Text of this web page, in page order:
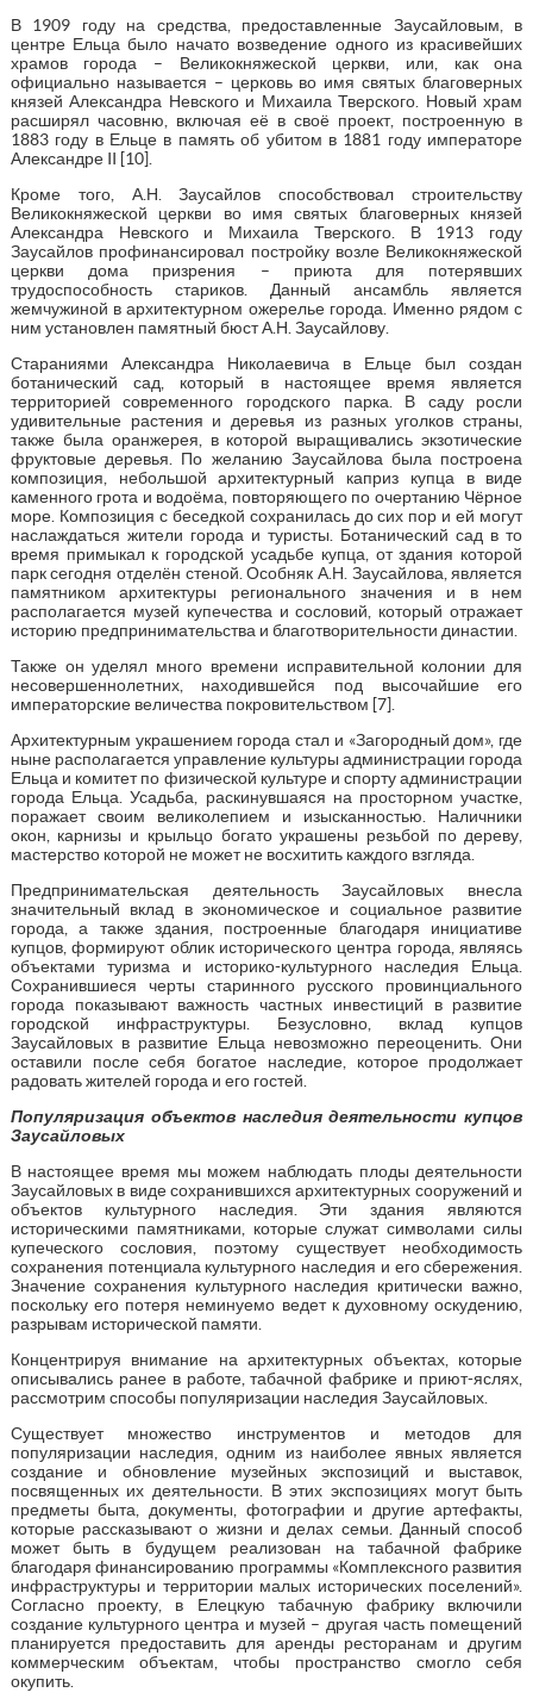
В 1909 году на средства, предоставленные Заусайловым, в
центре Ельца было начато возведение одного из красивейших
храмов города – Великокняжеской церкви, или, как она
официально называется – церковь во имя святых благоверных
князей Александра Невского и Михаила Тверского. Новый храм
расширял часовню, включая её в своё проект, построенную в
1883 году в Ельце в память об убитом в 1881 году императоре
Александре II [10].
Кроме того, А.Н. Заусайлов способствовал строительству
Великокняжеской церкви во имя святых благоверных князей
Александра Невского и Михаила Тверского. В 1913 году
Заусайлов профинансировал постройку возле Великокняжеской
церкви дома призрения – приюта для потерявших
трудоспособность стариков. Данный ансамбль является
жемчужиной в архитектурном ожерелье города. Именно рядом с
ним установлен памятный бюст А.Н. Заусайлову.
Стараниями Александра Николаевича в Ельце был создан
ботанический сад, который в настоящее время является
территорией современного городского парка. В саду росли
удивительные растения и деревья из разных уголков страны,
также была оранжерея, в которой выращивались экзотические
фруктовые деревья. По желанию Заусайлова была построена
композиция, небольшой архитектурный каприз купца в виде
каменного грота и водоёма, повторяющего по очертанию Чёрное
море. Композиция с беседкой сохранилась до сих пор и ей могут
наслаждаться жители города и туристы. Ботанический сад в то
время примыкал к городской усадьбе купца, от здания которой
парк сегодня отделён стеной. Особняк А.Н. Заусайлова, является
памятником архитектуры регионального значения и в нем
располагается музей купечества и сословий, который отражает
историю предпринимательства и благотворительности династии.
Также он уделял много времени исправительной колонии для
несовершеннолетних, находившейся под высочайшие его
императорские величества покровительством [7].
Архитектурным украшением города стал и «Загородный дом», где
ныне располагается управление культуры администрации города
Ельца и комитет по физической культуре и спорту администрации
города Ельца. Усадьба, раскинувшаяся на просторном участке,
поражает своим великолепием и изысканностью. Наличники
окон, карнизы и крыльцо богато украшены резьбой по дереву,
мастерство которой не может не восхитить каждого взгляда.
Предпринимательская деятельность Заусайловых внесла
значительный вклад в экономическое и социальное развитие
города, а также здания, построенные благодаря инициативе
купцов, формируют облик исторического центра города, являясь
объектами туризма и историко-культурного наследия Ельца.
Сохранившиеся черты старинного русского провинциального
города показывают важность частных инвестиций в развитие
городской инфраструктуры. Безусловно, вклад купцов
Заусайловых в развитие Ельца невозможно переоценить. Они
оставили после себя богатое наследие, которое продолжает
радовать жителей города и его гостей.
Популяризация объектов наследия деятельности купцов
Заусайловых
В настоящее время мы можем наблюдать плоды деятельности
Заусайловых в виде сохранившихся архитектурных сооружений и
объектов культурного наследия. Эти здания являются
историческими памятниками, которые служат символами силы
купеческого сословия, поэтому существует необходимость
сохранения потенциала культурного наследия и его сбережения.
Значение сохранения культурного наследия критически важно,
поскольку его потеря неминуемо ведет к духовному оскудению,
разрывам исторической памяти.
Концентрируя внимание на архитектурных объектах, которые
описывались ранее в работе, табачной фабрике и приют-яслях,
рассмотрим способы популяризации наследия Заусайловых.
Существует множество инструментов и методов для
популяризации наследия, одним из наиболее явных является
создание и обновление музейных экспозиций и выставок,
посвященных их деятельности. В этих экспозициях могут быть
предметы быта, документы, фотографии и другие артефакты,
которые рассказывают о жизни и делах семьи. Данный способ
может быть в будущем реализован на табачной фабрике
благодаря финансированию программы «Комплексного развития
инфраструктуры и территории малых исторических поселений».
Согласно проекту, в Елецкую табачную фабрику включили
создание культурного центра и музей – другая часть помещений
планируется предоставить для аренды ресторанам и другим
коммерческим объектам, чтобы пространство смогло себя
окупить.